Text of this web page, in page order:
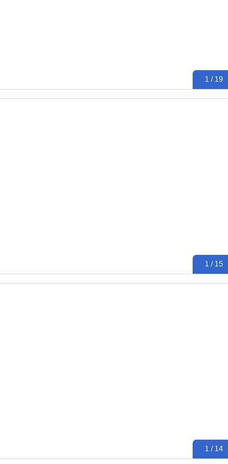
1 / 19
1 / 15
1 / 14